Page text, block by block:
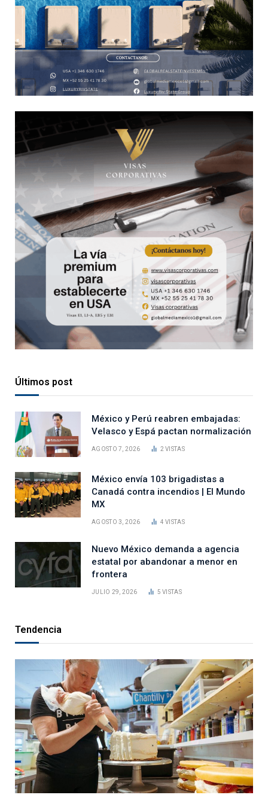
Últimos post
México y Perú reabren embajadas:
Velasco y Espá pactan normalización
AGOSTO 7, 2026 2VISTAS
México envía 103 brigadistas a
Canadá contra incendios | El Mundo
MX
AGOSTO 3, 2026 4VISTAS
Nuevo México demanda a agencia
estatal por abandonar a menor en
frontera
JULIO 29, 2026 5VISTAS
Tendencia